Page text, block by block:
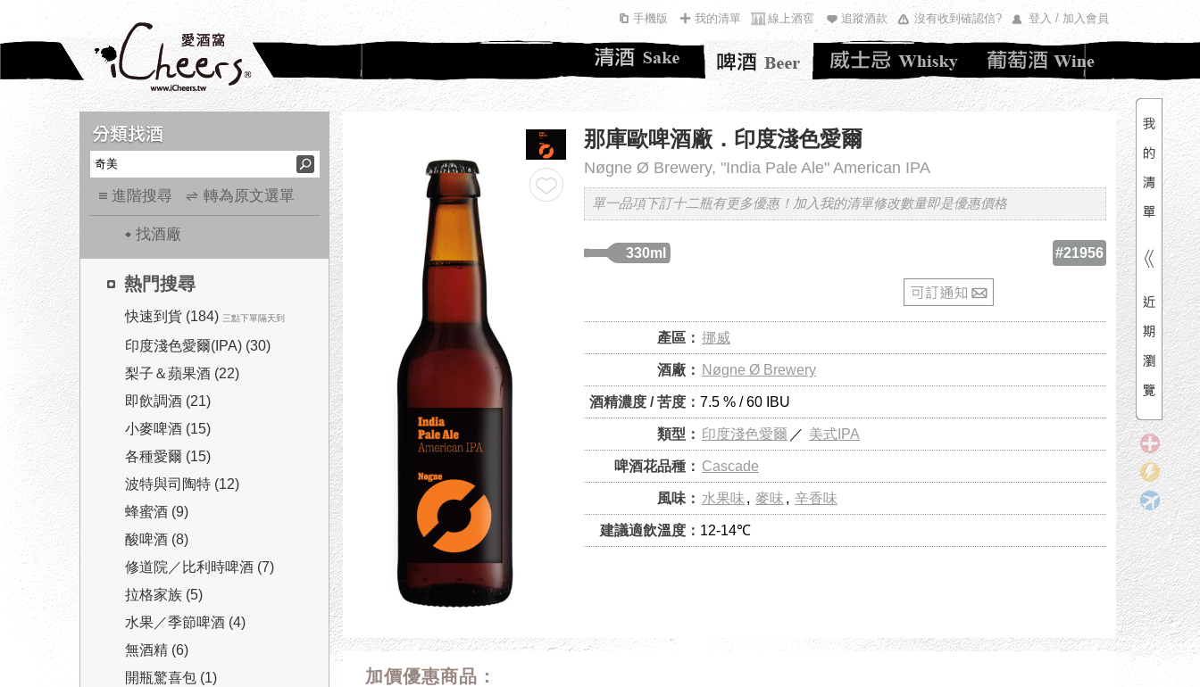
登入 / 加入會員
沒有收到確認信?
追蹤酒款
線上酒窖
我的清單
手機版
清單
總
進階搜尋 轉為原文選單
找酒廠
熱門搜尋
快速到貨 (184) 三點下單隔天到
印度淺色愛爾(IPA) (30)
梨子＆蘋果酒 (22)
即飲調酒 (21)
小麥啤酒 (15)
各種愛爾 (15)
波特與司陶特 (12)
蜂蜜酒 (9)
酸啤酒 (8)
修道院／比利時啤酒 (7)
拉格家族 (5)
水果／季節啤酒 (4)
無酒精 (6)
開瓶驚喜包 (1)
那庫歐啤酒廠．印度淺色愛爾
Nøgne Ø Brewery, "India Pale Ale" American IPA
單一品項下訂十二瓶有更多優惠！加入我的清單修改數量即是優惠價格
330ml #21956
產區： 挪威
酒廠： Nøgne Ø Brewery
酒精濃度 / 苦度： 7.5 % / 60 IBU
類型： 印度淺色愛爾 ／ 美式IPA
啤酒花品種： Cascade
風味： 水果味 , 麥味 , 辛香味
建議適飲溫度： 12-14℃
加價優惠商品：